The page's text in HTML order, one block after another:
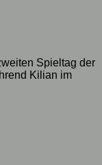
Spieltag der
Kilian im